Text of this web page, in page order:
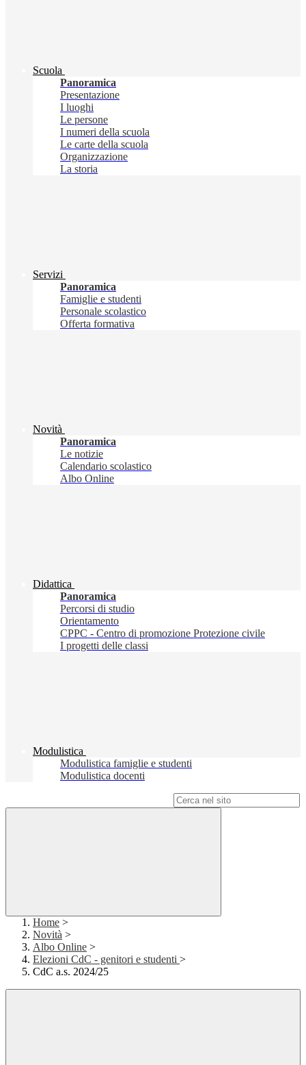
Scuola
Panoramica
Presentazione
I luoghi
Le persone
I numeri della scuola
Le carte della scuola
Organizzazione
La storia
Servizi
Panoramica
Famiglie e studenti
Personale scolastico
Offerta formativa
Novità
Panoramica
Le notizie
Calendario scolastico
Albo Online
Didattica
Panoramica
Percorsi di studio
Orientamento
CPPC - Centro di promozione Protezione civile
I progetti delle classi
Modulistica
Modulistica famiglie e studenti
Modulistica docenti
Home >
Novità >
Albo Online >
Elezioni CdC - genitori e studenti >
CdC a.s. 2024/25